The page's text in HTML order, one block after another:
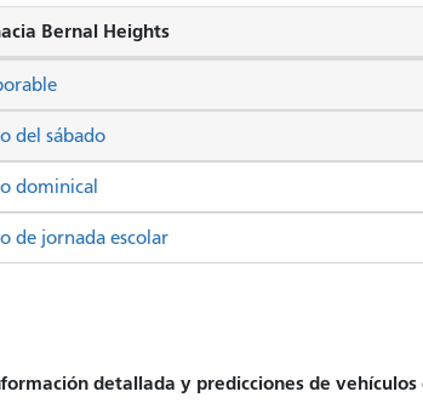
Bernal Heights
del sábado
dominical
de jornada escolar
detallada y predicciones de